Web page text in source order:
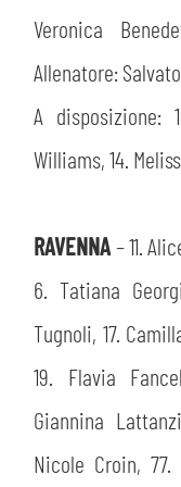
Veronica
Allenatore:
A disposizione:
Williams, 14.
RAVENNA– 11.
6. Tatiana
Tugnoli, 17.
19. Flavia
Giannina
Nicole Croin, 77.